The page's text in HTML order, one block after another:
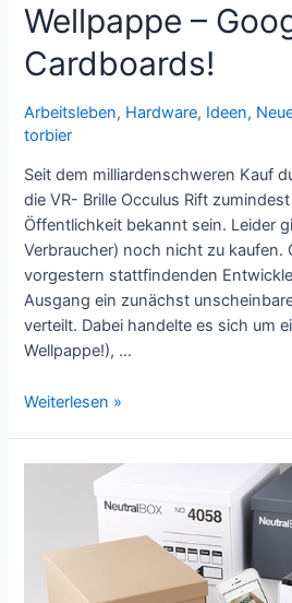
Wellpappe –
Cardboards!
Arbeitsleben, Hardware, Ideen,
torbier
Seit dem milliardenschweren Kauf
die VR- Brille Occulus Rift
Öffentlichkeit bekannt sein. Leider
Verbraucher) noch nicht zu kaufen.
vorgestern stattfindenden
Ausgang ein zunächst
verteilt. Dabei handelte es sich um
Wellpappe!), …
Virtual
Wellpappe
Google
Weiterlesen »